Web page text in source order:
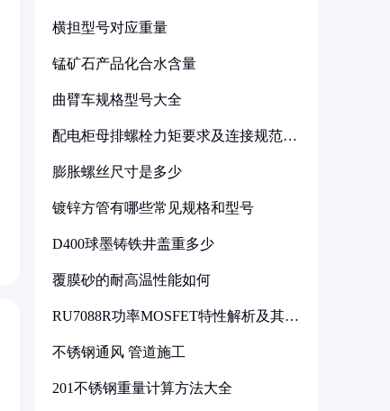
横担型号对应重量
锰矿石产品化合水含量
曲臂车规格型号大全
配电柜母排螺栓力矩要求及连接规范详
膨胀螺丝尺寸是多少
镀锌方管有哪些常见规格和型号
D400球墨铸铁井盖重多少
覆膜砂的耐高温性能如何
RU7088R功率MOSFET特性解析及其在
不锈钢通风 管道施工
201不锈钢重量计算方法大全